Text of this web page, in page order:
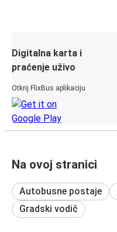
Digitalna karta i
praćenje uživo
Otkrij FlixBus aplikaciju
Na ovoj stranici
Autobusne postaje
Gradski vodič